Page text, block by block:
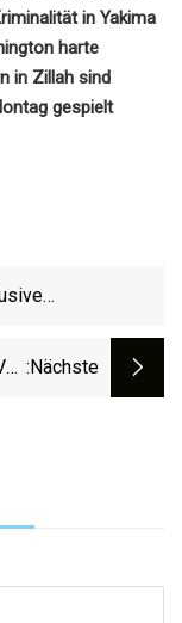
in Yakima
harte
in Zillah sind
gespielt
:nächste